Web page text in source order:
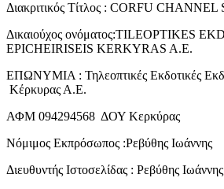
Διακριτικός Τίτλος : CORFU
Δικαιούχος ονόματος:TILEOPTIKES
EPICHEIRISEIS KERKYRAS A.E.
ΕΠΩΝΥΜΙΑ : Τηλεοπτικές Εκδοτικές
Κέρκυρας Α.Ε.
ΑΦΜ 094294568 ΔΟΥ Κερκύρας
Νόμιμος Εκπρόσωπος :Ρεβύθης Ιωάννης
Διευθυντής Ιστοσελίδας : Ρεβύθης Ιωάννης